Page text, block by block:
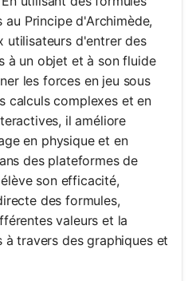
au Principe d'Archimède,
utilisateurs d'entrer des
à un objet et à son fluide
les forces en jeu sous
calculs complexes et en
il améliore
en physique et en
des plateformes de
son efficacité,
des formules,
valeurs et la
travers des graphiques et